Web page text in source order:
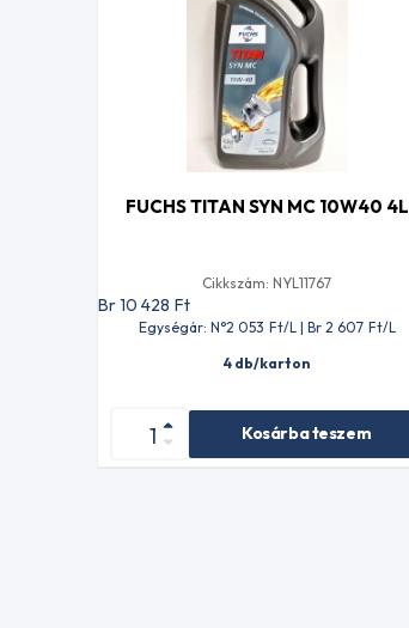
FUCHS TITAN SYN MC 10W40 4L
Cikkszám: NYL11767
Br 10 428 Ft
Egységár: N°2 053 Ft/L | Br 2 607 Ft/L
4 db/karton
Kosárba teszem